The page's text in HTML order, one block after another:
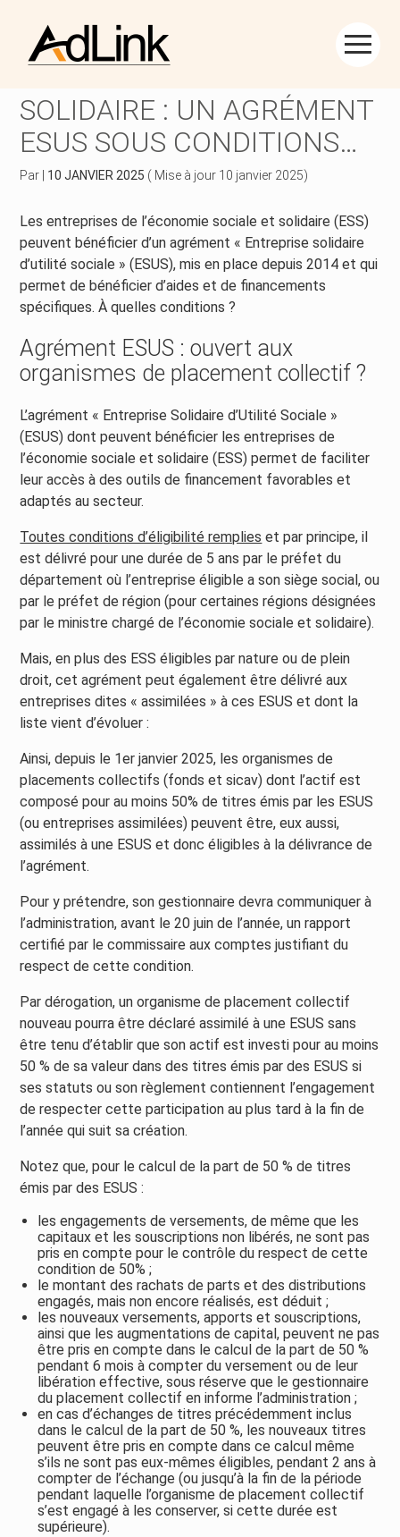
Aller
au
Créer et reprendre une activité
Développer votre entreprise
Construire votre patrimoine
Être prêt pour la facturation électronique
Piloter votre gestion
Gérer vos ressources humaines
Dématérialiser vos documents
SOLIDAIRE : UN AGRÉMENT
ESUS SOUS CONDITIONS…
Par 10 JANVIER 2025 ( Mise à jour 10 janvier 2025)
Les entreprises de l’économie sociale et solidaire (ESS)
peuvent bénéficier d’un agrément « Entreprise solidaire
d’utilité sociale » (ESUS), mis en place depuis 2014 et qui
permet de bénéficier d’aides et de financements
spécifiques. À quelles conditions ?
Agrément ESUS : ouvert aux
organismes de placement collectif ?
L’agrément « Entreprise Solidaire d’Utilité Sociale »
(ESUS) dont peuvent bénéficier les entreprises de
l’économie sociale et solidaire (ESS) permet de faciliter
leur accès à des outils de financement favorables et
adaptés au secteur.
Toutes conditions d’éligibilité remplies et par principe, il
est délivré pour une durée de 5 ans par le préfet du
département où l’entreprise éligible a son siège social, ou
par le préfet de région (pour certaines régions désignées
par le ministre chargé de l’économie sociale et solidaire).
Mais, en plus des ESS éligibles par nature ou de plein
droit, cet agrément peut également être délivré aux
entreprises dites « assimilées » à ces ESUS et dont la
liste vient d’évoluer :
Ainsi, depuis le 1er janvier 2025, les organismes de
placements collectifs (fonds et sicav) dont l’actif est
composé pour au moins 50% de titres émis par les ESUS
(ou entreprises assimilées) peuvent être, eux aussi,
assimilés à une ESUS et donc éligibles à la délivrance de
l’agrément.
Pour y prétendre, son gestionnaire devra communiquer à
l’administration, avant le 20 juin de l’année, un rapport
certifié par le commissaire aux comptes justifiant du
respect de cette condition.
Par dérogation, un organisme de placement collectif
nouveau pourra être déclaré assimilé à une ESUS sans
être tenu d’établir que son actif est investi pour au moins
50 % de sa valeur dans des titres émis par des ESUS si
ses statuts ou son règlement contiennent l’engagement
de respecter cette participation au plus tard à la fin de
l’année qui suit sa création.
Notez que, pour le calcul de la part de 50 % de titres
émis par des ESUS :
les engagements de versements, de même que les
capitaux et les souscriptions non libérés, ne sont pas
pris en compte pour le contrôle du respect de cette
condition de 50% ;
le montant des rachats de parts et des distributions
engagés, mais non encore réalisés, est déduit ;
les nouveaux versements, apports et souscriptions,
ainsi que les augmentations de capital, peuvent ne pas
être pris en compte dans le calcul de la part de 50 %
pendant 6 mois à compter du versement ou de leur
libération effective, sous réserve que le gestionnaire
du placement collectif en informe l’administration ;
en cas d’échanges de titres précédemment inclus
dans le calcul de la part de 50 %, les nouveaux titres
peuvent être pris en compte dans ce calcul même
s’ils ne sont pas eux-mêmes éligibles, pendant 2 ans à
compter de l’échange (ou jusqu’à la fin de la période
pendant laquelle l’organisme de placement collectif
s’est engagé à les conserver, si cette durée est
supérieure).